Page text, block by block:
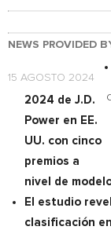
NEWS PROVIDED
15 AGOSTO 2024
2024 de J.D.
Power en EE.
UU. con cinco
premios a
nivel de
El estudio
clasificación